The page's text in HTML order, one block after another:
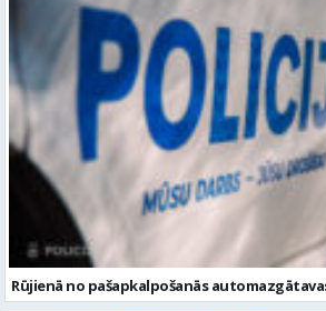
Rūjienā no pašapkalpošanās